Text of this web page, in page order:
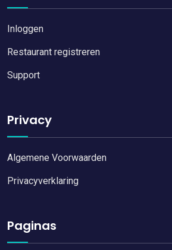
Inloggen
Restaurant registreren
Support
Privacy
Algemene Voorwaarden
Privacyverklaring
Paginas